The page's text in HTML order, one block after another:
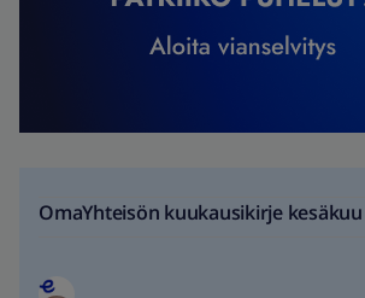
OmaYhteisön kuukausikirje kesäkuu